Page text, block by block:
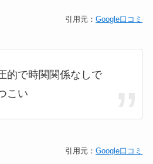
引用元：Google口コミ
的で時関関係なしで
こい
引用元：Google口コミ